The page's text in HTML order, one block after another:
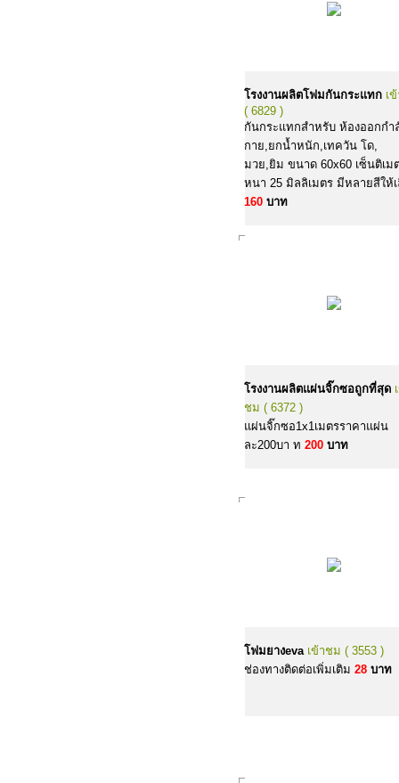
โรงงานผลิตโฟมกันกระแทก เ
( 6829 )
กันกระแทกสำหรับ ห้องออกกำ
กาย,ยกน้ำหนัก,เทควัน โด,
มวย,ยิม ขนาด 60x60 เซ็นติเม
หนา 25 มิลลิเมตร มีหลายสีให้
160บาท
โรงงานผลิตแผ่นจิ๊กซอถูกที่สุด
ชม ( 6372 )
แผ่นจิ๊กซอ1x1เมตรราคาแผ่น
ละ200บา ท200บาท
โฟมยางeva เข้าชม ( 3553 )
ช่องทางติดต่อเพิ่มเติม28บาท